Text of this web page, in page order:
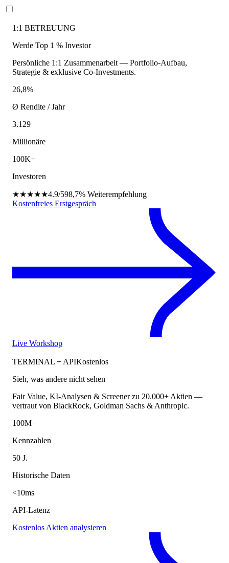
1:1 BETREUUNG
Werde Top 1 % Investor
Persönliche 1:1 Zusammenarbeit — Portfolio-Aufbau,
Strategie & exklusive Co-Investments.
26,8%
Ø Rendite / Jahr
3.129
Millionäre
100K+
Investoren
★★★★★4.9/598,7% Weiterempfehlung
Kostenfreies Erstgespräch
Live Workshop
TERMINAL + APIKostenlos
Sieh, was andere nicht sehen
Fair Value, KI-Analysen & Screener zu 20.000+ Aktien —
vertraut von BlackRock, Goldman Sachs & Anthropic.
100M+
Kennzahlen
50 J.
Historische Daten
<10ms
API-Latenz
Kostenlos Aktien analysieren